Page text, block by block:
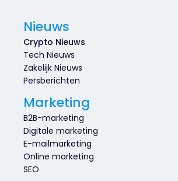
Nieuws
Crypto Nieuws
Tech Nieuws
Zakelijk Nieuws
Persberichten
Marketing
B2B-marketing
Digitale marketing
E-mailmarketing
Online marketing
SEO